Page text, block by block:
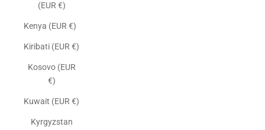
(EUR €)
Kenya (EUR €)
Kiribati (EUR €)
Kosovo (EUR
€)
Kuwait (EUR €)
Kyrgyzstan